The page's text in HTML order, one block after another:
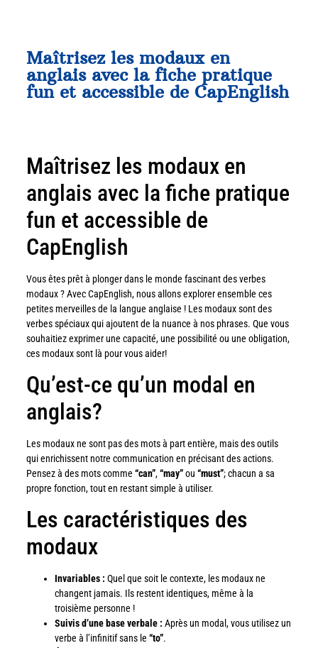
Maîtrisez les modaux en
anglais avec la fiche pratique
fun et accessible de CapEnglish
Maîtrisez les modaux en
anglais avec la fiche pratique
fun et accessible de
CapEnglish
Vous êtes prêt à plonger dans le monde fascinant des verbes
modaux ? Avec CapEnglish, nous allons explorer ensemble ces
petites merveilles de la langue anglaise ! Les modaux sont des
verbes spéciaux qui ajoutent de la nuance à nos phrases. Que vous
souhaitiez exprimer une capacité, une possibilité ou une obligation,
ces modaux sont là pour vous aider!
Qu’est-ce qu’un modal en
anglais?
Les modaux ne sont pas des mots à part entière, mais des outils
qui enrichissent notre communication en précisant des actions.
Pensez à des mots comme “can”,“may”ou “must”; chacun a sa
propre fonction, tout en restant simple à utiliser.
Les caractéristiques des
modaux
Invariables : Quel que soit le contexte, les modaux ne
changent jamais. Ils restent identiques, même à la
troisième personne !
Suivis d’une base verbale : Après un modal, vous utilisez un
verbe à l’infinitif sans le “to”.